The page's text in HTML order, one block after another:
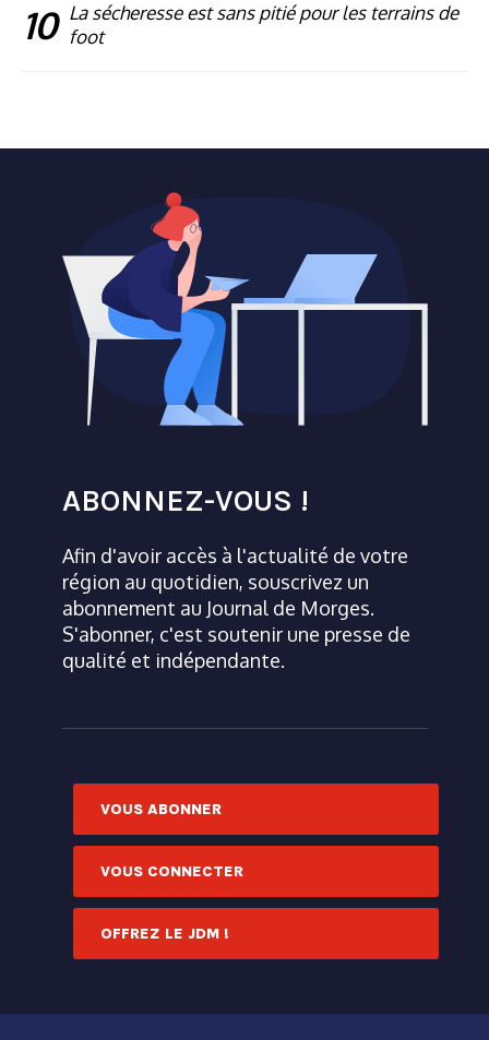
10 La sécheresse est sans pitié pour les terrains de
foot
ABONNEZ-VOUS !
Afin d'avoir accès à l'actualité de votre
région au quotidien, souscrivez un
abonnement au Journal de Morges.
S'abonner, c'est soutenir une presse de
qualité et indépendante.
VOUS ABONNER
VOUS CONNECTER
OFFREZ LE JDM !